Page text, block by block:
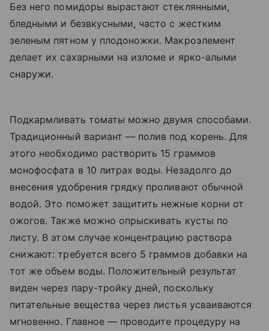
Без него помидоры вырастают стеклянными,
бледными и безвкусными, часто с жестким
зеленым пятном у плодоножки. Макроэлемент
делает их сахарными на изломе и ярко-алыми
снаружи.
Подкармливать томаты можно двумя способами.
Традиционный вариант — полив под корень. Для
этого необходимо растворить 15 граммов
монофосфата в 10 литрах воды. Незадолго до
внесения удобрения грядку проливают обычной
водой. Это поможет защитить нежные корни от
ожогов. Также можно опрыскивать кусты по
листу. В этом случае концентрацию раствора
снижают: требуется всего 5 граммов добавки на
тот же объем воды. Положительный результат
виден через пару-тройку дней, поскольку
питательные вещества через листья усваиваются
мгновенно. Главное — проводите процедуру на